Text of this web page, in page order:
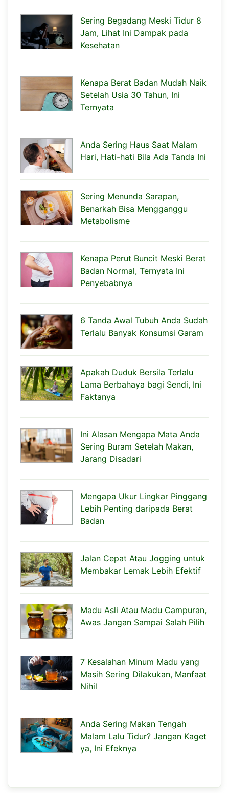
Sering Begadang Meski Tidur 8
Jam, Lihat Ini Dampak pada
Kesehatan
Kenapa Berat Badan Mudah Naik
Setelah Usia 30 Tahun, Ini
Ternyata
Anda Sering Haus Saat Malam
Hari, Hati-hati Bila Ada Tanda Ini
Sering Menunda Sarapan,
Benarkah Bisa Mengganggu
Metabolisme
Kenapa Perut Buncit Meski Berat
Badan Normal, Ternyata Ini
Penyebabnya
6 Tanda Awal Tubuh Anda Sudah
Terlalu Banyak Konsumsi Garam
Apakah Duduk Bersila Terlalu
Lama Berbahaya bagi Sendi, Ini
Faktanya
Ini Alasan Mengapa Mata Anda
Sering Buram Setelah Makan,
Jarang Disadari
Mengapa Ukur Lingkar Pinggang
Lebih Penting daripada Berat
Badan
Jalan Cepat Atau Jogging untuk
Membakar Lemak Lebih Efektif
Madu Asli Atau Madu Campuran,
Awas Jangan Sampai Salah Pilih
7 Kesalahan Minum Madu yang
Masih Sering Dilakukan, Manfaat
Nihil
Anda Sering Makan Tengah
Malam Lalu Tidur? Jangan Kaget
ya, Ini Efeknya